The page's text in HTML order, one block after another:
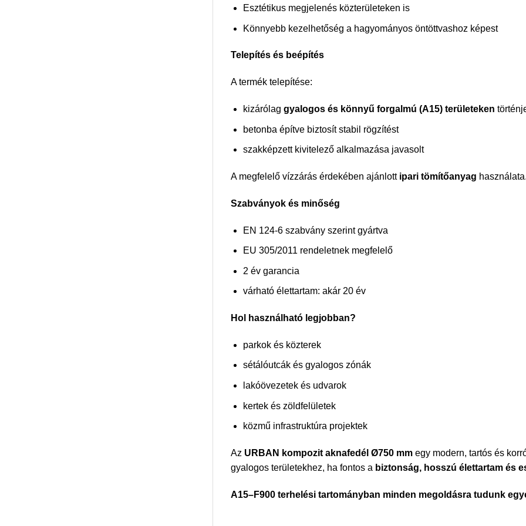
Esztétikus megjelenés közterületeken is
Könnyebb kezelhetőség a hagyományos öntöttvashoz képest
Telepítés és beépítés
A termék telepítése:
kizárólag gyalogos és könnyű forgalmú (A15) területeken
betonba építve biztosít stabil rögzítést
szakképzett kivitelező alkalmazása javasolt
A megfelelő vízzárás érdekében ajánlott ipari tömítőanyag
Szabványok és minőség
EN 124-6 szabvány szerint gyártva
EU 305/2011 rendeletnek megfelelő
2 év garancia
várható élettartam: akár 20 év
Hol használható legjobban?
parkok és közterek
sétálóutcák és gyalogos zónák
lakóövezetek és udvarok
kertek és zöldfelületek
közmű infrastruktúra projektek
Az URBAN kompozit aknafedél Ø750 mm egy modern, tartós és
gyalogos területekhez, ha fontos a biztonság, hosszú élettartam és
A15–F900 terhelési tartományban minden megoldásra tudunk